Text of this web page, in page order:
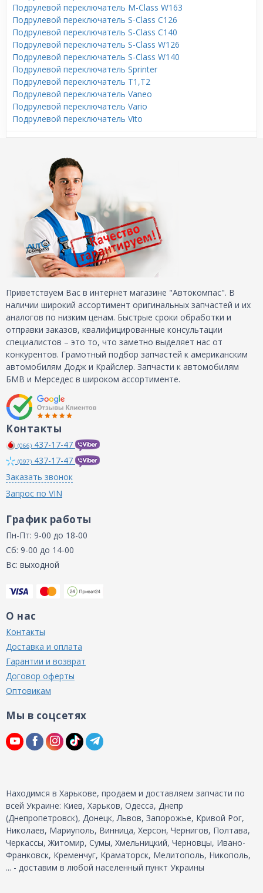
Подрулевой переключатель M-Class W163
Подрулевой переключатель S-Class C126
Подрулевой переключатель S-Class C140
Подрулевой переключатель S-Class W126
Подрулевой переключатель S-Class W140
Подрулевой переключатель Sprinter
Подрулевой переключатель T1,T2
Подрулевой переключатель Vaneo
Подрулевой переключатель Vario
Подрулевой переключатель Vito
Приветствуем Вас в интернет магазине "Автокомпас". В
наличии широкий ассортимент оригинальных запчастей и их
аналогов по низким ценам. Быстрые сроки обработки и
отправки заказов, квалифицированные консультации
специалистов – это то, что заметно выделяет нас от
конкурентов. Грамотный подбор запчастей к американским
автомобилям Додж и Крайслер. Запчасти к автомобилям
БМВ и Мерседес в широком ассортименте.
Контакты
(066) 437-17-47
(097) 437-17-47
Заказать звонок
Запрос по VIN
График работы
Пн-Пт: 9-00 до 18-00
Сб: 9-00 до 14-00
Вс: выходной
О нас
Контакты
Доставка и оплата
Гарантии и возврат
Договор оферты
Оптовикам
Мы в соцсетях
Находимся в Харькове, продаем и доставляем запчасти по
всей Украине: Киев, Харьков, Одесса, Днепр
(Днепропетровск), Донецк, Львов, Запорожье, Кривой Рог,
Николаев, Мариуполь, Винница, Херсон, Чернигов, Полтава,
Черкассы, Житомир, Сумы, Хмельницкий, Черновцы, Ивано-
Франковск, Кременчуг, Краматорск, Мелитополь, Никополь,
... - доставим в любой населенный пункт Украины